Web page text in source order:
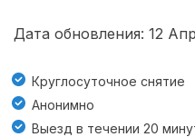
Дата обновления: 12
Круглосуточное снятие
Анонимно
Выезд в течении 20